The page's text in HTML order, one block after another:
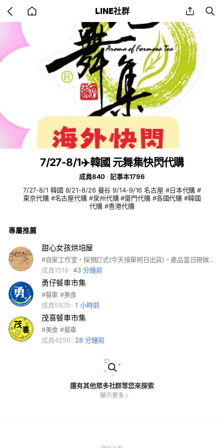
back LINE社群 share
7/27-8/1✈️韓國 元舞集快閃代購
成員840
記事本1796
7/27-8/1 韓國 8/21-8/26 曼谷 9/14-9/16 名古屋 #日本代購 #
東京代購 #名古屋代購 #泉州代購 #廈門代購 #各國代購 #韓國
代購 #香港代購
專屬推薦
甜心女孩烘培屋
#自家工作室，採預訂式(今天接單明日出貨)，產品當日現做，賞味期限3天(捲類、蛋糕皆需冷藏)，產品可自取和外送(需先詢問)。 產品種類很多(捲類、生日蛋糕、手工餅乾、月餅、小西點等~~ 若產品需客製化可先詢問)^^ sg17300209
成員1518
43 分鐘前
勇仔餐車市集
#餐車 #美食
成員5935
1 小時前
茂喜餐車市集
#美食 #餐車
成員4296
28 分鐘前
還有其他眾多社群等您來探索
顯示更多